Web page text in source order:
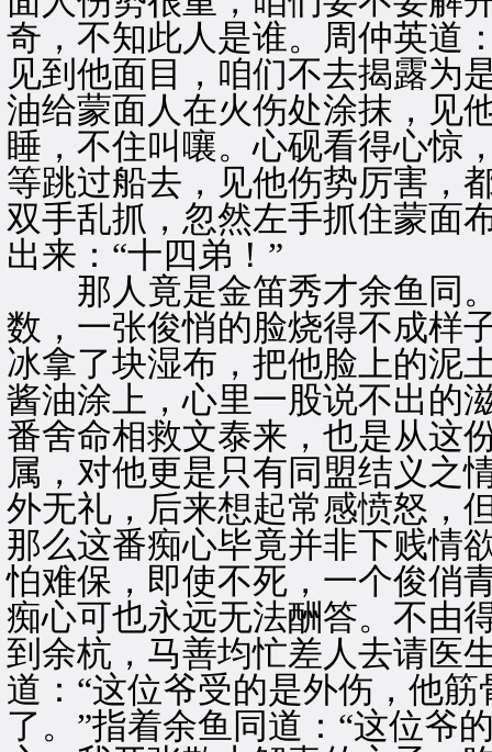
奇，不知此人是谁。周仲英道
见到他面目，咱们不去揭露为
油给蒙面人在火伤处涂抹，见
睡，不住叫嚷。心砚看得心惊
等跳过船去，见他伤势厉害，
双手乱抓，忽然左手抓住蒙面
出来：“十四弟！”
那人竟是金笛秀才余鱼同。
数，一张俊悄的脸烧得不成样
冰拿了块湿布，把他脸上的泥
酱油涂上，心里一股说不出的
番舍命相救文泰来，也是从这
属，对他更是只有同盟结义之
外无礼，后来想起常感愤怒，
那么这番痴心毕竟并非下贱情
怕难保，即使不死，一个俊俏
痴心可也永远无法酬答。不由
到余杭，马善均忙差人去请医
道：“这位爷受的是外伤，他
了。”指着余鱼同道：“这位爷